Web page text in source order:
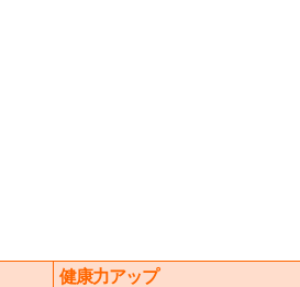
健康力アップ